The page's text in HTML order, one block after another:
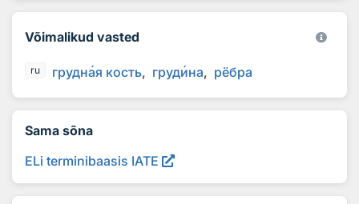
Võimalikud vasted
ru грудная кость грудина рёбра
Sama sõna
ELi terminibaasis IATE